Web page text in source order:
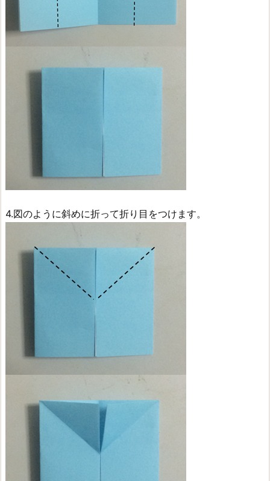
4.図のように斜めに折って折り目をつけます。